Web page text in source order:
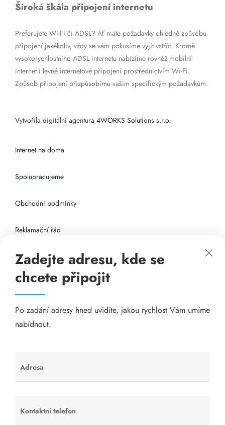
Široká škála připojení internetu
Preferujete Wi-Fi či ADSL? Ať máte požadavky ohledně způsobu
připojení jakékoliv, vždy se vám pokusíme vyjít vstříc. Kromě
vysokorychlostního ADSL internetu nabízíme rovněž mobilní
internet i levné internetové připojení prostřednictvím Wi-Fi.
Způsob připojení přizpůsobíme vašim specifickým požadavkům.
Vytvořila digitální agentura 4WORKS Solutions s.r.o.
Internet na doma
Spolupracujeme
Obchodní podmínky
Reklamační řád
Připojení k internetu
Odkazy
Katalog A-seznam.cz
Visací zámky - TOKOZ
Zadejte adresu, kde se
chcete připojit
Po zadání adresy hned uvidíte, jakou rychlost Vám umíme
nabídnout.
Adresa
Ponechte
toto pole
Kontaktní telefon
Ponechte